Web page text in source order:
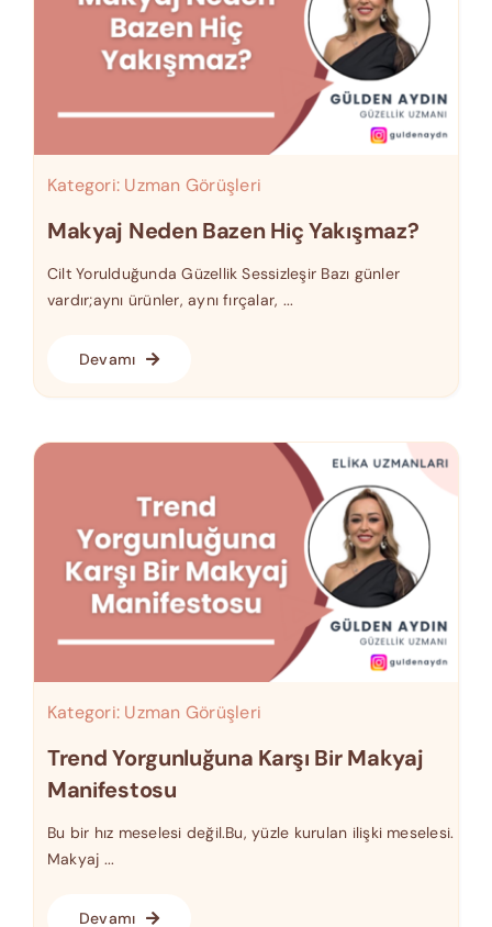
Kategori: Uzman Görüşleri
Makyaj Neden Bazen Hiç Yakışmaz?
Cilt Yorulduğunda Güzellik Sessizleşir Bazı günler
vardır;aynı ürünler, aynı fırçalar, ...
Devamı
Kategori: Uzman Görüşleri
Trend Yorgunluğuna Karşı Bir Makyaj
Manifestosu
Bu bir hız meselesi değil.Bu, yüzle kurulan ilişki meselesi.
Makyaj ...
Devamı